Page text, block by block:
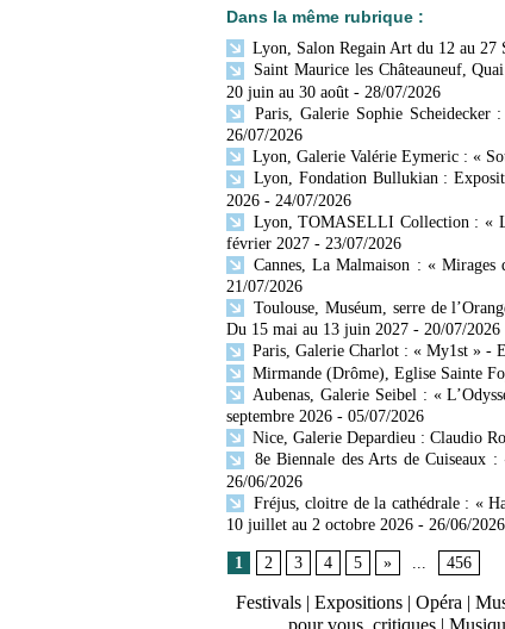
Dans la même rubrique :
Lyon, Salon Regain Art du 12 au 27
Saint Maurice les Châteauneuf,
20 juin au 30 août - 28/07/2026
Paris, Galerie Sophie
26/07/2026
Lyon, Galerie Valérie Eymeric : «
Lyon, Fondation Bullukian :
2026 - 24/07/2026
Lyon, TOMASELLI Collection : «
février 2027 - 23/07/2026
Cannes, La Malmaison : «
21/07/2026
Toulouse, Muséum, serre de
Du 15 mai au 13 juin 2027 - 20/07/2026
Paris, Galerie Charlot : « My1st » -
Mirmande (Drôme), Eglise Sainte
Aubenas, Galerie Seibel : «
septembre 2026 - 05/07/2026
Nice, Galerie Depardieu : Claudio
8e Biennale des Arts de Cuiseaux
26/06/2026
Fréjus, cloitre de la cathédrale : «
10 juillet au 2 octobre 2026 - 26/06/2026
1 2 3 4 5 » ... 456
Festivals | Expositions | Opéra |
pour vous, critiques |